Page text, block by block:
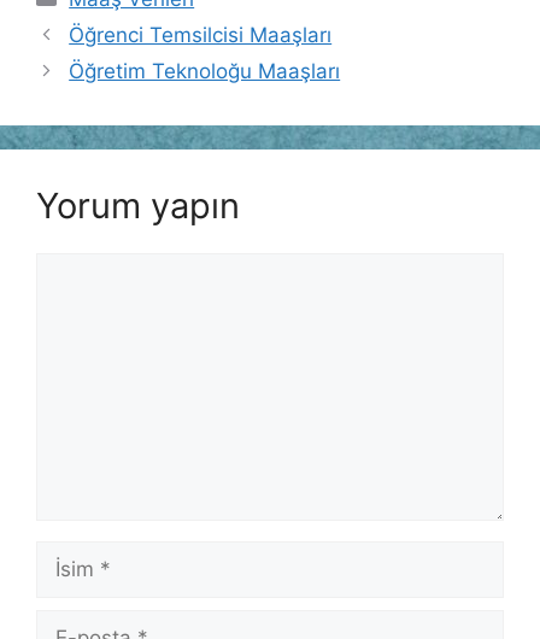
Öğrenci Temsilcisi Maaşları
Öğretim Teknoloğu Maaşları
Yorum yapın
İsim